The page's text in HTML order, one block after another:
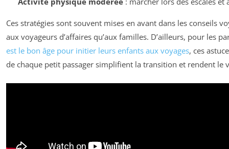
Ces stratégies sont souvent mises en avant dans les conseils
aux voyageurs d’affaires qu’aux familles. D’ailleurs, pour les
est le bon âge pour initier leurs enfants aux voyages, ces
de chaque petit passager simplifient la transition et rendent le